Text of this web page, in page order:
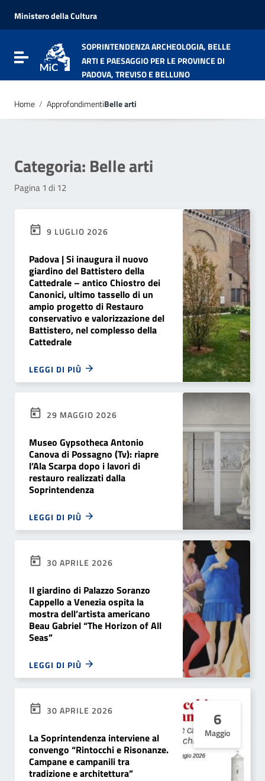
Vai al menu di navigazione
Vai al footer
Ministero della Cultura
Attiva / disattiva la navigazione
SOPRINTENDENZA ARCHEOLOGIA, BELLE
ARTI E PAESAGGIO PER LE PROVINCE DI
PADOVA, TREVISO E BELLUNO
Home / ApprofondimentiBelle arti
Categoria: Belle arti
Pagina 1 di 12
9 LUGLIO 2026
Padova | Si inaugura il nuovo
giardino del Battistero della
Cattedrale – antico Chiostro dei
Canonici, ultimo tassello di un
ampio progetto di Restauro
conservativo e valorizzazione del
Battistero, nel complesso della
Cattedrale
LEGGI DI PIÙ
29 MAGGIO 2026
Museo Gypsotheca Antonio
Canova di Possagno (Tv): riapre
l’Ala Scarpa dopo i lavori di
restauro realizzati dalla
Soprintendenza
LEGGI DI PIÙ
30 APRILE 2026
Il giardino di Palazzo Soranzo
Cappello a Venezia ospita la
mostra dell’artista americano
Beau Gabriel “The Horizon of All
Seas”
LEGGI DI PIÙ
6
Maggio
30 APRILE 2026
La Soprintendenza interviene al
convengo “Rintocchi e Risonanze.
Campane e campanili tra
tradizione e architettura”